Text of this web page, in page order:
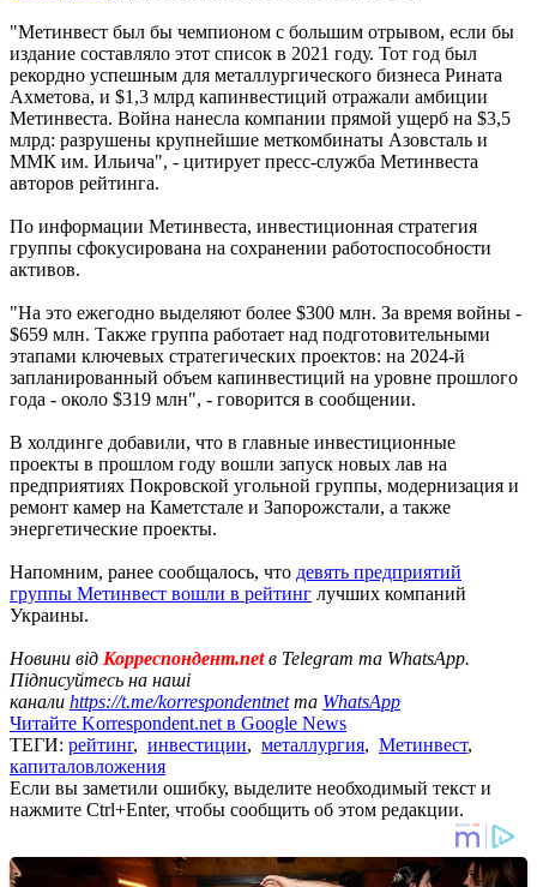
"Метинвест был бы чемпионом с большим отрывом, если бы
издание составляло этот список в 2021 году. Тот год был
рекордно успешным для металлургического бизнеса Рината
Ахметова, и $1,3 млрд капинвестиций отражали амбиции
Метинвеста. Война нанесла компании прямой ущерб на $3,5
млрд: разрушены крупнейшие меткомбинаты Азовсталь и
ММК им. Ильича", - цитирует пресс-служба Метинвеста
авторов рейтинга.
По информации Метинвеста, инвестиционная стратегия
группы сфокусирована на сохранении работоспособности
активов.
"На это ежегодно выделяют более $300 млн. За время войны -
$659 млн. Также группа работает над подготовительными
этапами ключевых стратегических проектов: на 2024-й
запланированный объем капинвестиций на уровне прошлого
года - около $319 млн", - говорится в сообщении.
В холдинге добавили, что в главные инвестиционные
проекты в прошлом году вошли запуск новых лав на
предприятиях Покровской угольной группы, модернизация и
ремонт камер на Каметстале и Запорожстали, а также
энергетические проекты.
Напомним, ранее сообщалось, что девять предприятий
группы Метинвест вошли в рейтинг лучших компаний
Украины.
Новини від Корреспондент.netв Telegram та WhatsApp.
Підписуйтесь на наші
канали https://t.me/korrespondentnetта WhatsApp
Читайте Korrespondent.net в Google News
ТЕГИ: рейтинг, инвестиции, металлургия, Метинвест,
капиталовложения
Если вы заметили ошибку, выделите необходимый текст и
нажмите Ctrl+Enter, чтобы сообщить об этом редакции.